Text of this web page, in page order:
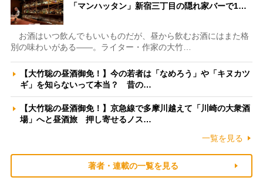
「マンハッタン」新宿三丁目の隠れ家バーで1…
お酒はいつ飲んでもいいものだが、昼から飲むお酒にはまた格
別の味わいがある――。ライター・作家の大竹…
【大竹聡の昼酒御免！】今の若者は「なめろう」や「キヌカツ
ギ」を知らないって本当？ 昔の…
【大竹聡の昼酒御免！】京急線で多摩川越えて「川崎の大衆酒
場」へと昼酒旅 押し寄せるノス…
一覧を見る
著者・連載の一覧を見る